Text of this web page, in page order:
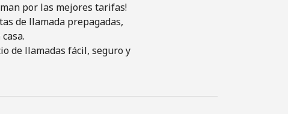
por las mejores tarifas!
de llamada prepagadas,
de llamadas fácil, seguro y